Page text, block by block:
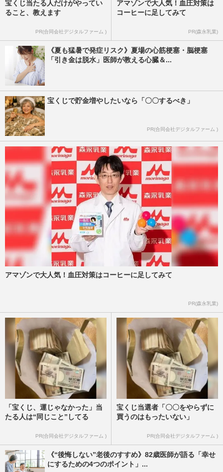
宝くじ当たる人だけがやってい
ること、教えます
PR(合同会社デジタルファーム )
アマゾンで大人気！血圧対策は
コーヒーに足してみて
PR(森永乳業)
《夏も猛暑で発症リスク》夏場の心筋梗塞・脳梗塞
「引き金は脱水」医師が教える心臓＆...
宝くじで貯金増やしたいなら「〇〇するべき」
PR(合同会社デジタルファーム )
アマゾンで大人気！血圧対策はコーヒーに足してみて
PR(森永乳業)
「宝くじ、運じゃなかった」当
たる人は“同じこと”してる
PR(合同会社デジタルファーム )
宝くじ当選者「〇〇をやらずに
買うのはもったいない」
PR(合同会社デジタルファーム )
《“後悔しない”老後のすすめ》82歳医師が語る「幸せ
にするための4つのポイント」...